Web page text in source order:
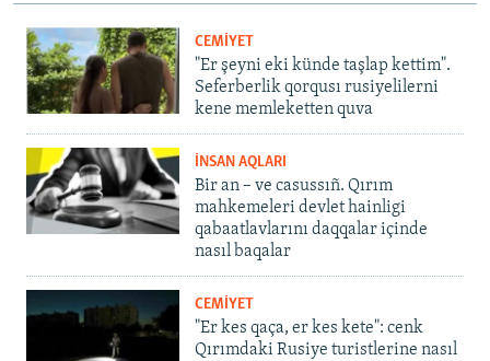
CEMİYET
"Er şeyni eki künde taşlap kettim".
Seferberlik qorqusı rusiyelilerni
kene memleketten quva
İNSAN AQLARI
Bir an – ve casussıñ. Qırım
mahkemeleri devlet hainligi
qabaatlavlarını daqqalar içinde
nasıl baqalar
CEMİYET
"Er kes qaça, er kes kete": cenk
Qırımdaki Rusiye turistlerine nasıl